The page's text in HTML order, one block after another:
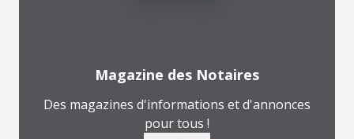
Magazine des Notaires
Des magazines d'informations et d'annonces
pour tous !